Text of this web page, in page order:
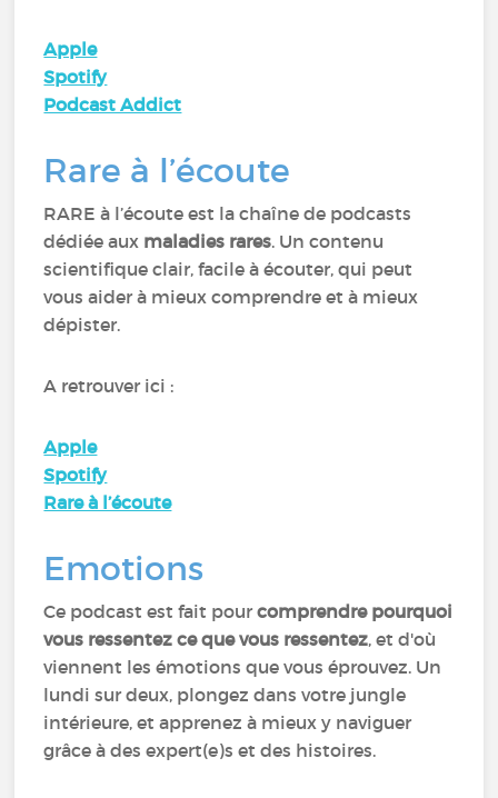
Apple
Spotify
Podcast Addict
Rare à l’écoute
RARE à l’écoute est la chaîne de podcasts
dédiée aux maladies rares. Un contenu
scientifique clair, facile à écouter, qui peut
vous aider à mieux comprendre et à mieux
dépister.
A retrouver ici :
Apple
Spotify
Rare à l’écoute
Emotions
Ce podcast est fait pourcomprendre pourquoi
vous ressentez ce que vous ressentez, et d'où
viennent les émotions que vous éprouvez. Un
lundi sur deux, plongez dans votre jungle
intérieure, et apprenez à mieux y naviguer
grâce à des expert(e)s et des histoires.